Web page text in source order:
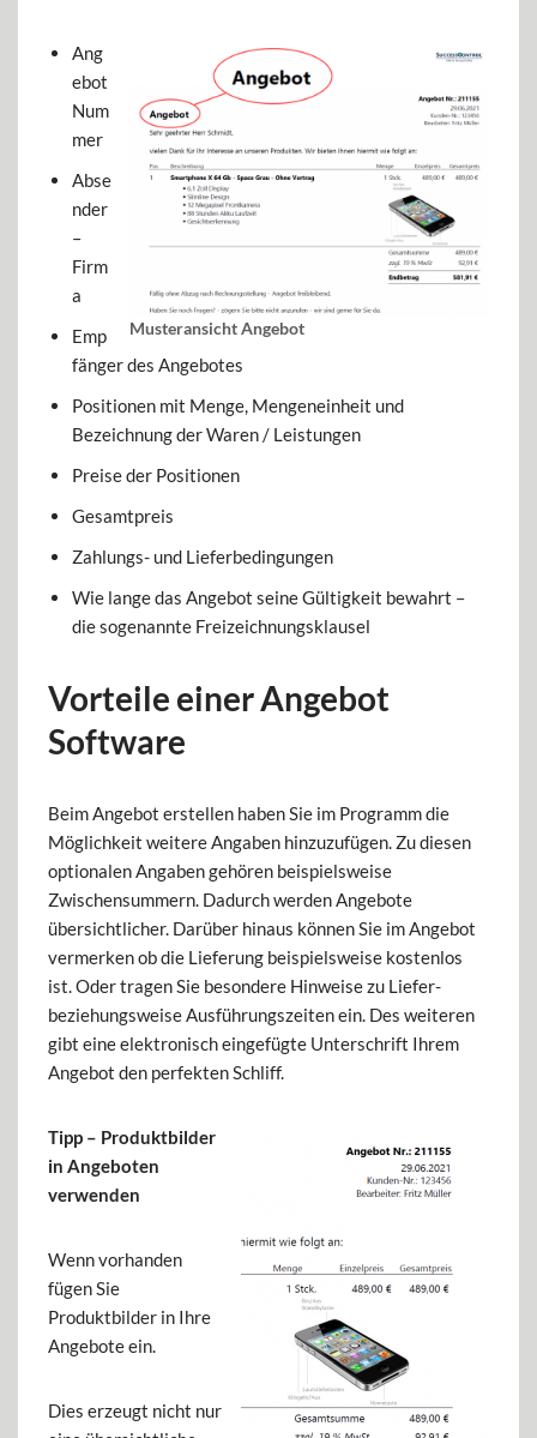
Musteransicht Angebot
Ang
ebot
Num
mer
Abse
nder
–
Firm
a
Emp
fänger des Angebotes
Positionen mit Menge, Mengeneinheit und
Bezeichnung der Waren / Leistungen
Preise der Positionen
Gesamtpreis
Zahlungs- und Lieferbedingungen
Wie lange das Angebot seine Gültigkeit bewahrt –
die sogenannte Freizeichnungsklausel
Vorteile einer Angebot
Software
Beim Angebot erstellen haben Sie im Programm die
Möglichkeit weitere Angaben hinzuzufügen. Zu diesen
optionalen Angaben gehören beispielsweise
Zwischensummern. Dadurch werden Angebote
übersichtlicher. Darüber hinaus können Sie im Angebot
vermerken ob die Lieferung beispielsweise kostenlos
ist. Oder tragen Sie besondere Hinweise zu Liefer-
beziehungsweise Ausführungszeiten ein. Des weiteren
gibt eine elektronisch eingefügte Unterschrift Ihrem
Angebot den perfekten Schliff.
Tipp – Produktbilder
in Angeboten
verwenden
Wenn vorhanden
fügen Sie
Produktbilder in Ihre
Angebote ein.
Dies erzeugt nicht nur